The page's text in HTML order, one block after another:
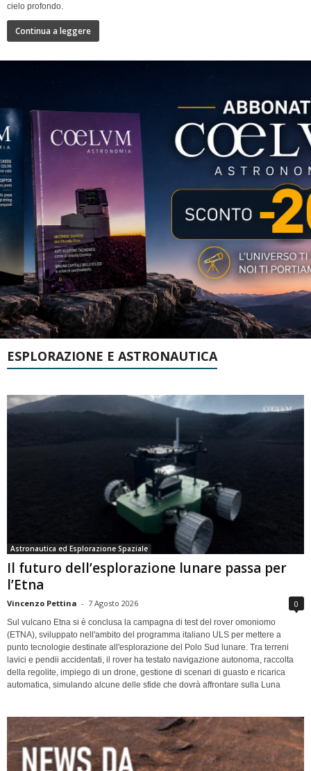
cielo profondo.
Continua a leggere
ESPLORAZIONE E ASTRONAUTICA
Astronautica ed Esplorazione Spaziale
Il futuro dell’esplorazione lunare passa per
l’Etna
Vincenzo Pettina - 7 Agosto 2026 0
Sul vulcano Etna si è conclusa la campagna di test del rover omoniomo
(ETNA), sviluppato nell'ambito del programma italiano ULS per mettere a
punto tecnologie destinate all'esplorazione del Polo Sud lunare. Tra terreni
lavici e pendii accidentati, il rover ha testato navigazione autonoma, raccolta
della regolite, impiego di un drone, gestione di scenari di guasto e ricarica
automatica, simulando alcune delle sfide che dovrà affrontare sulla Luna